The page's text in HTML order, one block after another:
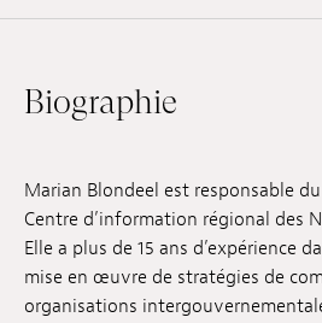
Scolaire
Presse / Pro
FR EN DE
Emplois
Biographie
Marian Blondeel est responsable
Centre d’information régional des
Elle a plus de 15 ans d’expérience
mise en œuvre de stratégies de
organisations